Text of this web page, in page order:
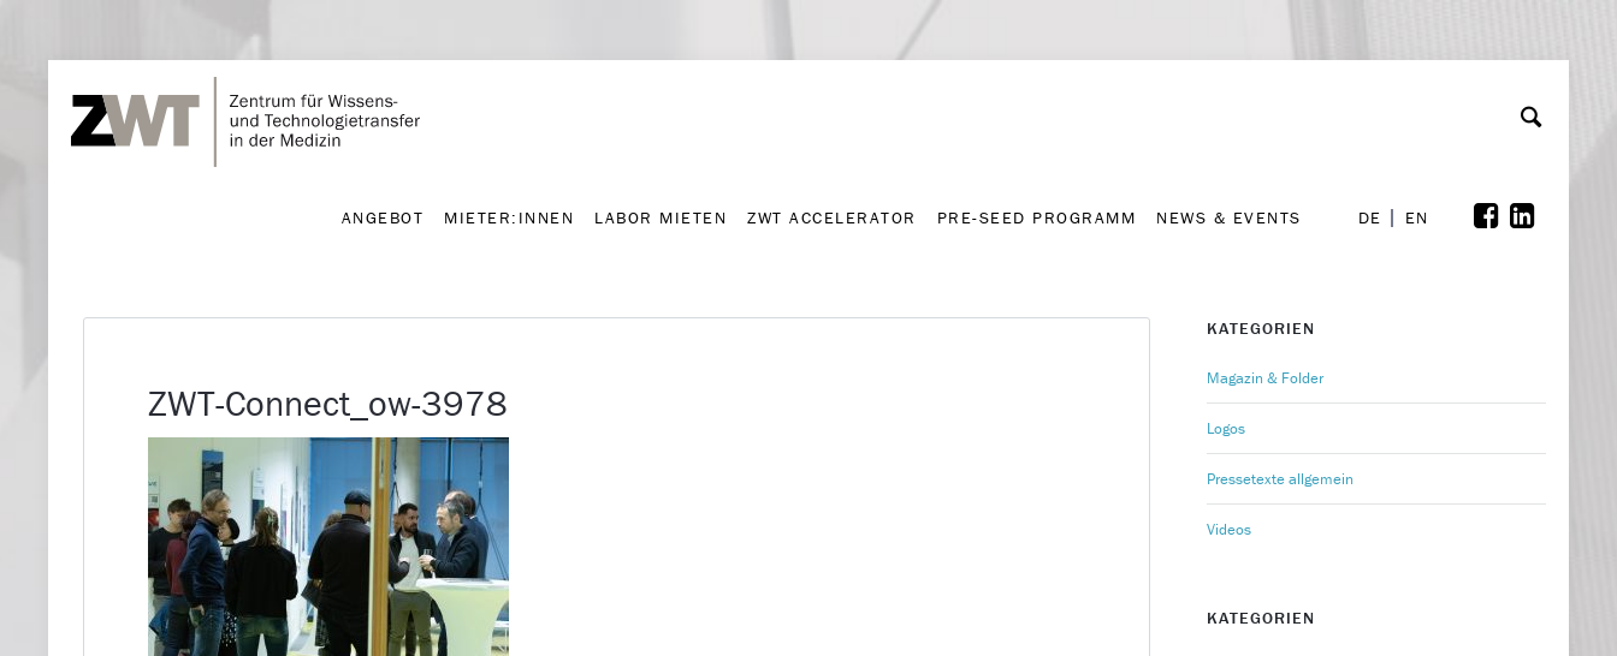
ANGEBOT
ANGEBOT MIETER:INNEN LABOR MIETEN ZWT ACCELERATOR PRE-SEED PROGRAMM NEWS & EVENTS DE EN
ZWT-Connect_ow-3978
KATEGORIEN
Magazin & Folder
Logos
Pressetexte allgemein
Videos
KATEGORIEN